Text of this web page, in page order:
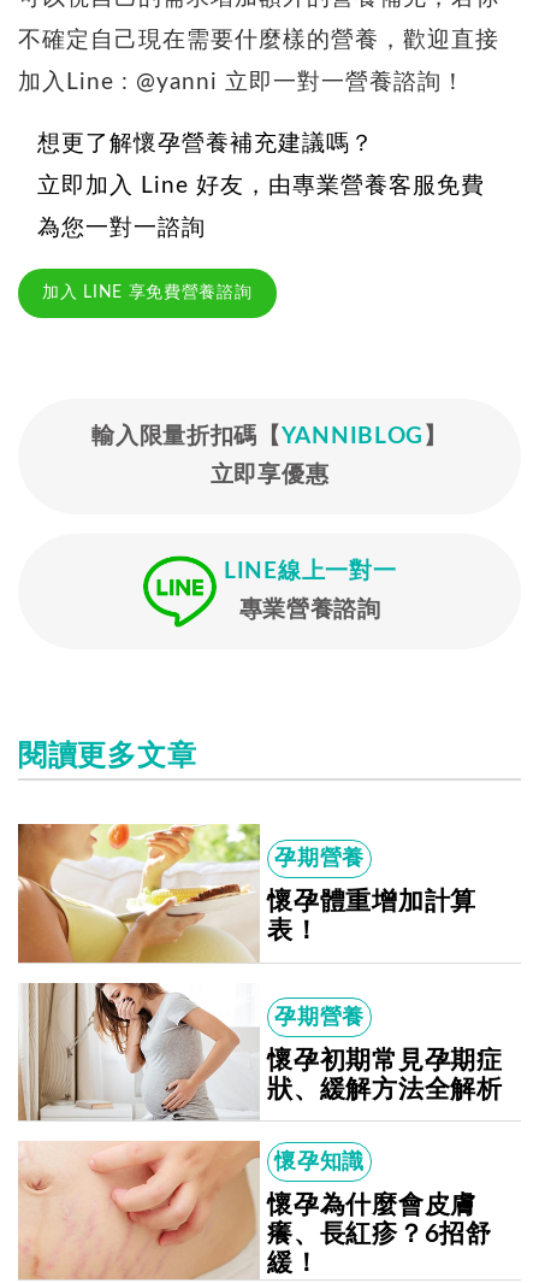
不確定自己現在需要什麼樣的營養，歡迎直接
加入Line : @yanni 立即一對一營養諮詢！
想更了解懷孕營養補充建議嗎？
立即加入 Line 好友，由專業營養客服免費
為您一對一諮詢
加入 LINE 享免費營養諮詢
輸入限量折扣碼【 YANNIBLOG 】
立即享優惠
LINE線上一對一
專業營養諮詢
閱讀更多文章
孕期營養
懷孕體重增加計算
表！
孕期營養
懷孕初期常見孕期症
狀、緩解方法全解析
懷孕知識
懷孕為什麼會皮膚
癢、長紅疹？6招舒
緩！